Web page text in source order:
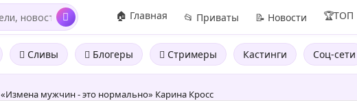
🏠 Главная 📂 Приваты 📝 Новости 🏆ТОП
Сливы Блогеры Стримеры Кастинги Соц-сети
«Измена мужчин - это нормально» Карина Кросс